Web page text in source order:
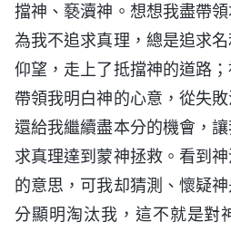
擋神、褻瀆神。想想我盡帶
為我不追求真理，總是追求
仰望，走上了抵擋神的道路
帶領我明白神的心意，從失
還給我繼續盡本分的機會，
求真理達到蒙神拯救。看到
的意思，可我却猜測、懷疑
分顯明淘汰我，這不就是對